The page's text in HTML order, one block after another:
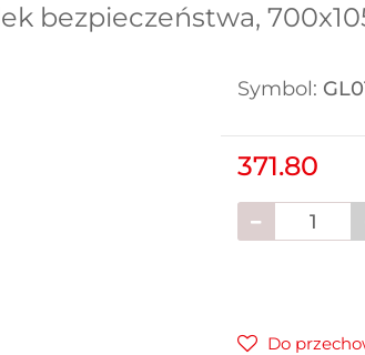
bezpieczeństwa,
Symbol:
371.80
Do